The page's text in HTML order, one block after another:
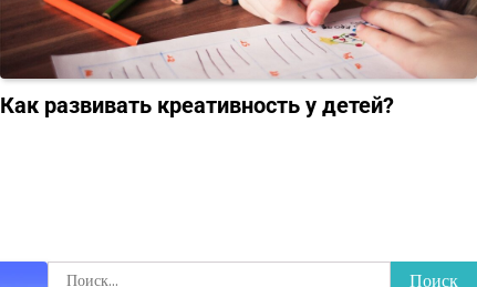
Как развивать креативность у детей?
Найти: